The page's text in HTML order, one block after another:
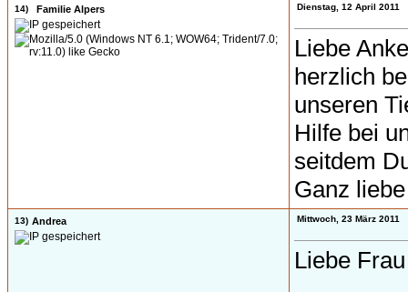
14) Familie Alpers Dienstag, 12 April 2011
Liebe
herzlich
unseren
Hilfe bei
seitdem
Ganz
13) Andrea Mittwoch, 23 März 2011
Liebe